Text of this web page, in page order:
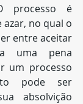
processo é
no qual o
entre aceitar
uma pena
um processo
pode ser
absolvição